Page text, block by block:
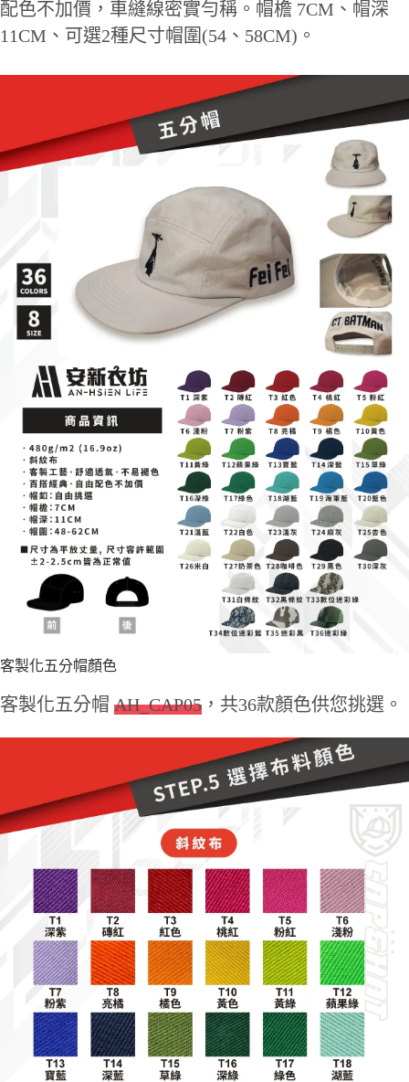
配色不加價，車縫線密實勻稱。帽檐 7CM、帽深
11CM、可選2種尺寸帽圍(54、58CM)。
客製化五分帽顏色
客製化五分帽 AH_CAP05 ，共36款顏色供您挑選。